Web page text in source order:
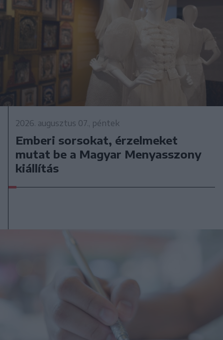
2026. augusztus 07., péntek
Emberi sorsokat, érzelmeket
mutat be a Magyar Menyasszony
kiállítás